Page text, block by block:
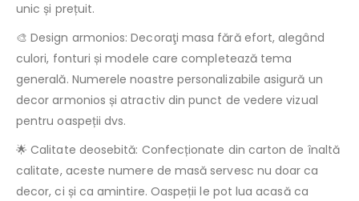
unic și prețuit.
🎨 Design armonios: Decoraţi masa fără efort, alegând
culori, fonturi și modele care completează tema
generală. Numerele noastre personalizabile asigură un
decor armonios și atractiv din punct de vedere vizual
pentru oaspeții dvs.
🌟 Calitate deosebită: Confecționate din carton de înaltă
calitate, aceste numere de masă servesc nu doar ca
decor, ci și ca amintire. Oaspeții le pot lua acasă ca